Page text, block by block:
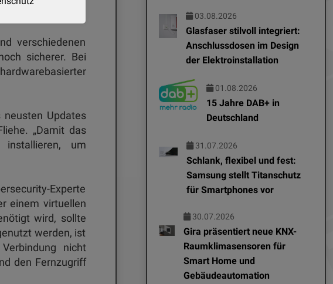
verschiedenen
sicherer. Bei
neusten Updates
„Damit das
installieren, um
Experte
einem virtuellen
wird, sollte
werden, ist
nicht
den Fernzugriff
03.08.2026
Glasfaser stilvoll integriert:
Anschlussdosen im Design
der Elektroinstallation
01.08.2026
15 Jahre DAB+ in
Deutschland
31.07.2026
Schlank, flexibel und fest:
Samsung stellt Titanschutz
für Smartphones vor
30.07.2026
Gira präsentiert neue KNX-
Raumklimasensoren für
Smart Home und
Gebäudeautomation